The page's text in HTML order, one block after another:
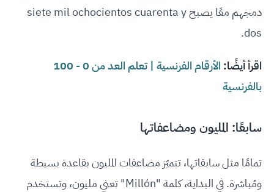
دمجهم معًا يصبح siete mil ochocientos cuarenta y
dos.
اقرأ أيضًا:
الأرقام الفرنسية | تعلم العد من 0 - 100
بالفرنسية
سابعًا: المليون ومضاعفاتها
تمامًا مثل سابقاتها، تتميّز مضاعفات المليون بقاعدة بسيطة
ومُباشرة. في البداية، كلمة "Millón" تعني مليون، وتستخدم